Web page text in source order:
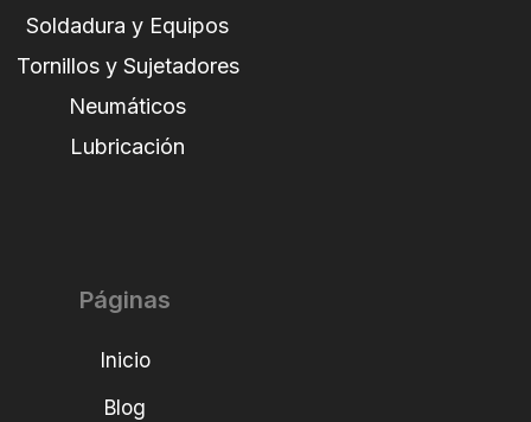
Soldadura y Equipos
Tornillos y Sujetadores
Neumáticos
Lubricación
Páginas
Inicio
Blog